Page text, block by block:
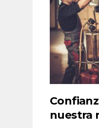
nuestra